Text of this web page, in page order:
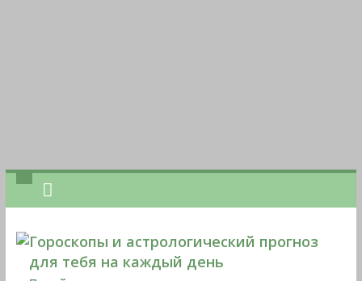
Гороскопы и астрологический прогноз
для тебя на каждый день